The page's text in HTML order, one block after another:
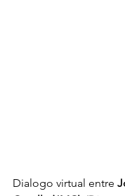
Dialogo virtual entre